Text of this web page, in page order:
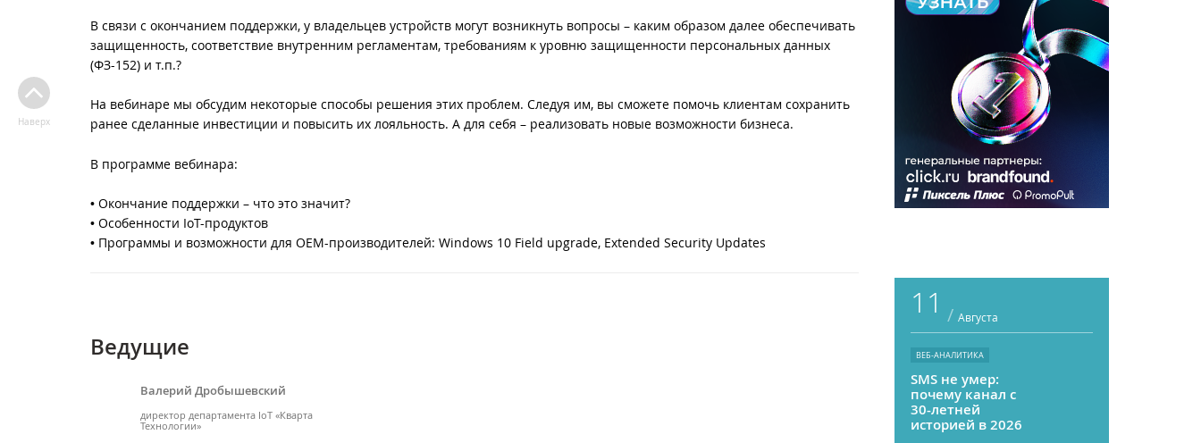
В связи с окончанием поддержки, у владельцев устройств могут возникнуть вопросы – каким образом далее обеспечивать
защищенность, соответствие внутренним регламентам, требованиям к уровню защищенности персональных данных
(ФЗ-152) и т.п.?
На вебинаре мы обсудим некоторые способы решения этих проблем. Следуя им, вы сможете помочь клиентам сохранить
ранее сделанные инвестиции и повысить их лояльность. А для себя – реализовать новые возможности бизнеса.
В программе вебинара:
• Окончание поддержки – что это значит?
• Особенности IoT-продуктов
• Программы и возможности для OEM-производителей: Windows 10 Field upgrade, Extended Security Updates
Ведущие
Валерий Дробышевский
директор департамента IoT «Кварта
Технологии»
Наверх
11 / Августа
ВЕБ-АНАЛИТИКА
SMS не умер:
почему канал с
30-летней
историей в 2026